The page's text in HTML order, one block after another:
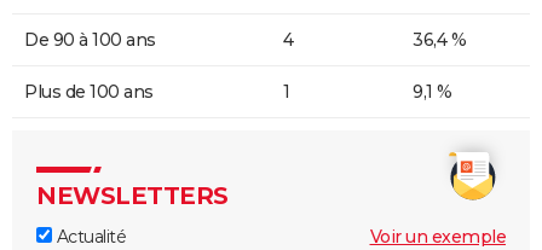
De 90 à 100 ans 4 36,4 %
Plus de 100 ans 1 9,1 %
NEWSLETTERS
Actualité
Voir un exemple